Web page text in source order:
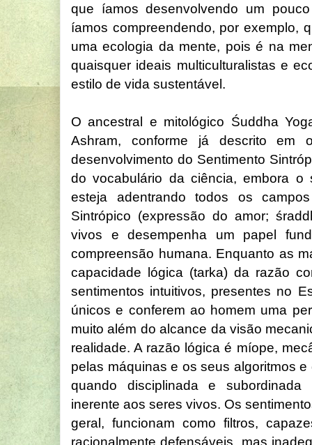
que íamos desenvolvendo um
íamos compreendendo, por exemplo,
uma ecologia da mente, pois é na
quaisquer ideais multiculturalistas e
estilo de vida sustentável.
O ancestral e mitológico Śuddha
Ashram, conforme já descrito em
desenvolvimento do Sentimento
do vocabulário da ciência, embora o
esteja adentrando todos os
Sintrópico (expressão do amor;
vivos e desempenha um papel
compreensão humana. Enquanto as
capacidade lógica (tarka) da razão
sentimentos intuitivos, presentes no
únicos e conferem ao homem uma
muito além do alcance da visão
realidade. A razão lógica é míope,
pelas máquinas e os seus algoritmos
quando disciplinada e subordinada
inerente aos seres vivos. Os
geral, funcionam como filtros,
racionalmente defensáveis, mas